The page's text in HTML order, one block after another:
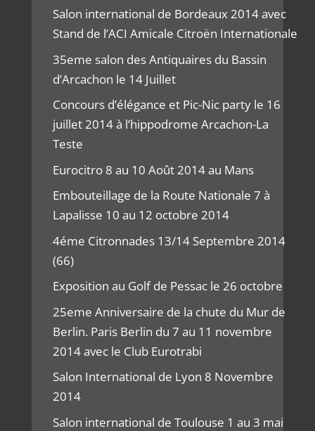
Salon international de Bordeaux 2014 avec
Stand de l’ACI Amicale Citroën Internationale
35eme salon des Antiquaires du Bassin
d’Arcachon le 14 Juillet
Concours d’élégance et Pic-Nic party le 16
juillet 2014 à l’hippodrome Arcachon-La
Teste
Eurocitro 8 au 10 Août 2014 au Mans
Embouteillage de la Route Nationale 7 à
Lapalisse 10 au 12 octobre 2014
4éme Citronnades 13/14 Septembre 2014
(66)
Exposition au Golf de Pessac le 26 octobre
25eme Anniversaire de la chute du Mur de
Berlin. Paris Berlin du 7 au 11 novembre
2014 avec le Club Eurotrabi
Salon International de Lyon 8 Novembre
2014
Salon international de Toulouse 1 au 3 mai